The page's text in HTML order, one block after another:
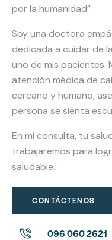
por la humanidad”
Soy una doctora
dedicada a cuidar de
uno de mis pacientes.
atención médica de
cercano y humano,
persona se sienta
En mi consulta, tu
trabajaremos para
saludable.
CONTÁCTENOS
096 060 2621